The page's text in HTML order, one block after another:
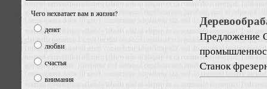
Чего нехватает вам в жизни?
денег
любви
счастья
внимания
Предложение
Станок